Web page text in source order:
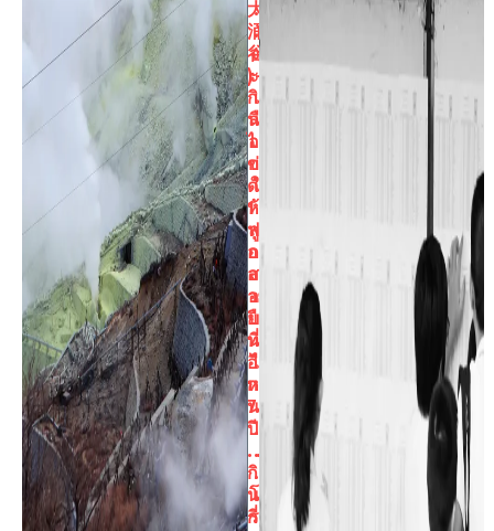
大
涌
谷
) –
กิ
น
ไ
ข่
ดำ
1
ฟ
อง
อ
ายุ
ยื
น
อี
ก
7
ปี .
. .
กิ
น
กี่
.
.
จ
ะ
เ
ลื
อ
ก
ใ
ห้
ลู
ก
ส
อ
บ
ที่
ไ
ห
น
.
.
.
โ
ร